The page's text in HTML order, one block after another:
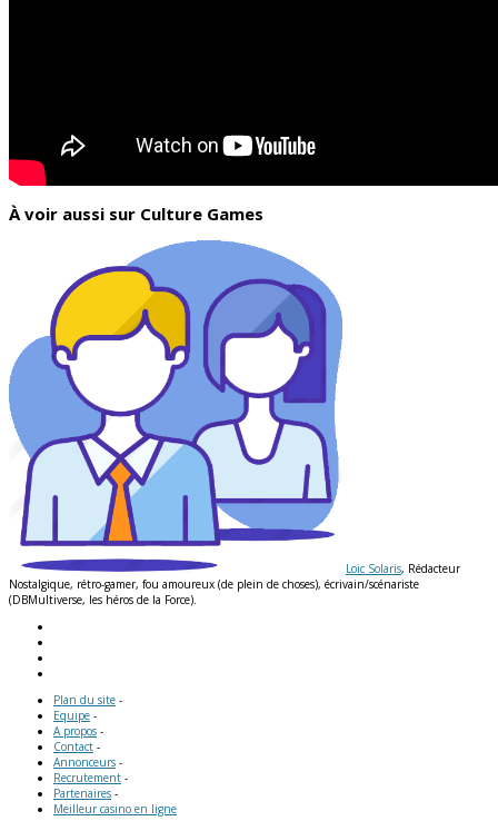
À voir aussi sur Culture Games
Loic Solaris, Rédacteur
Nostalgique, rétro-gamer, fou amoureux (de plein de choses), écrivain/scénariste
(DBMultiverse, les héros de la Force).
Plan du site -
Equipe -
A propos -
Contact -
Annonceurs -
Recrutement -
Partenaires -
Meilleur casino en ligne